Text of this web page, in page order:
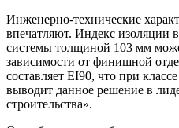
Инженерно-технические
впечатляют. Индекс изоляции
системы толщиной 103 мм
зависимости от финишной
составляет EI90, что при
выводит данное решение в
строительства».